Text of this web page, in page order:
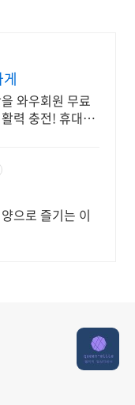
와우회원 무료
력 충전! 휴대하
으로 즐기는 이